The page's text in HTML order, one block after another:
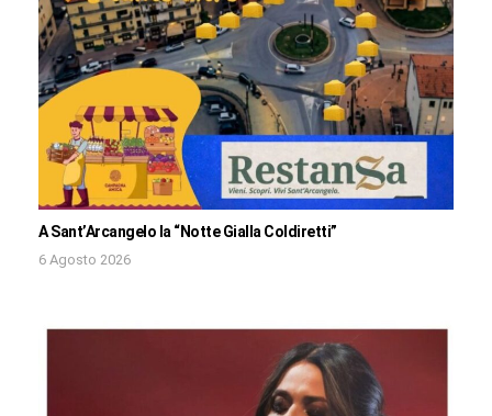
A Sant’Arcangelo la “Notte Gialla Coldiretti”
6 Agosto 2026